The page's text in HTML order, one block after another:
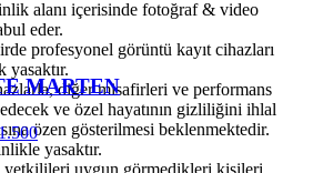
alanı içerisinde fotoğraf & video
eder.
profesyonel görüntü kayıt cihazları
yasaktır.
diğer misafirleri ve performans
edecek ve özel hayatının gizliliğini ihlal
özen gösterilmesi beklenmektedir.
yasaktır.
yetkilileri uygun görmedikleri kişileri
MARTEN